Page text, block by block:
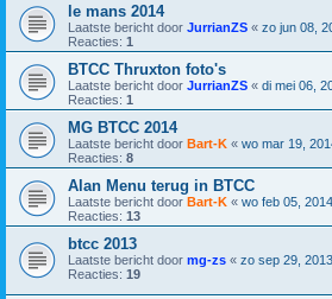
le mans 2014
Laatste bericht door JurrianZS « zo jun 08,
Reacties: 1
BTCC Thruxton foto's
Laatste bericht door JurrianZS « di mei 06,
Reacties: 1
MG BTCC 2014
Laatste bericht door Bart-K « wo mar 19,
Reacties: 8
Alan Menu terug in BTCC
Laatste bericht door Bart-K « wo feb 05,
Reacties: 13
btcc 2013
Laatste bericht door mg-zs « zo sep 29,
Reacties: 19